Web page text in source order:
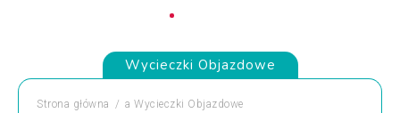
Wycieczki Objazdowe
Strona główna a Wycieczki Objazdowe